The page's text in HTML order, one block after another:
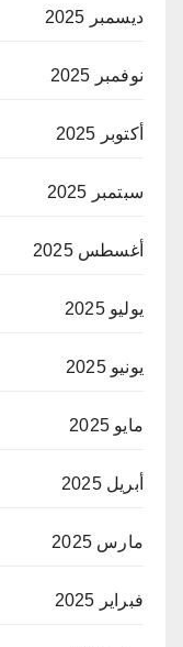
ديسمبر 2025
نوفمبر 2025
أكتوبر 2025
سبتمبر 2025
أغسطس 2025
يوليو 2025
يونيو 2025
مايو 2025
أبريل 2025
مارس 2025
فبراير 2025